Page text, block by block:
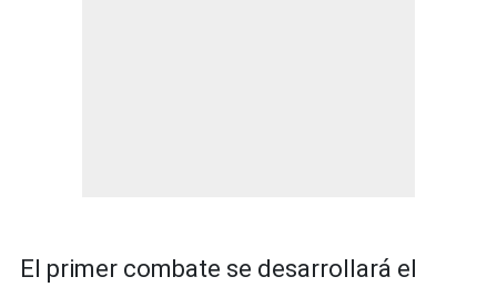
El primer combate se desarrollará el